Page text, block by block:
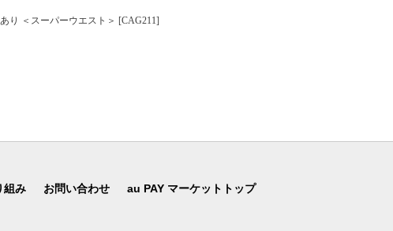
り ＜スーパーウエスト＞ [CAG211]
組み お問い合わせ au PAY マーケットトップ